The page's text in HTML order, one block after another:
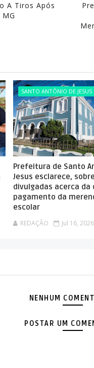
A Tiros Após
SANTO ANTÔNIO DE JESUS
Prefeitura de Santo
Jesus esclarece,
divulgadas acerca da
pagamento da
escolar
REDAÇÃO Jul 16, 2026
NENHUM
POSTAR UM